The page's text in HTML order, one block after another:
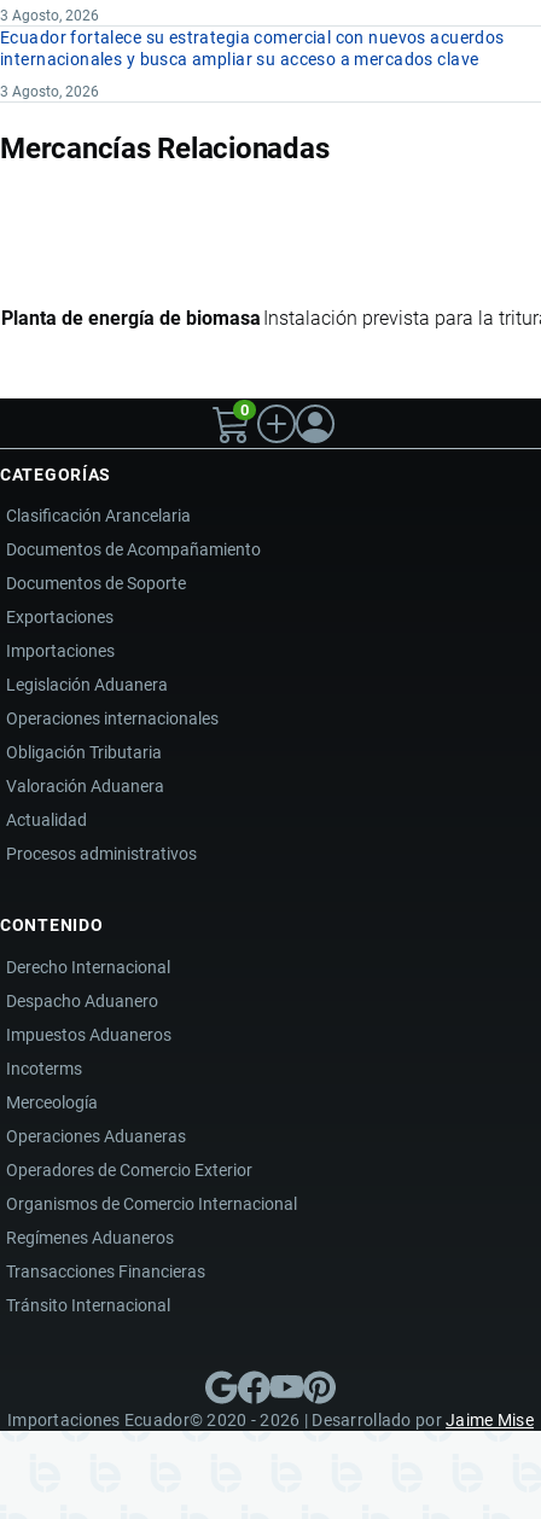
3 Agosto, 2026
Ecuador fortalece su estrategia comercial con nuevos acuerdos
internacionales y busca ampliar su acceso a mercados clave
3 Agosto, 2026
Mercancías Relacionadas
Planta de energía de biomasa Instalación prevista para la
0
CATEGORÍAS
Clasificación Arancelaria
Documentos de Acompañamiento
Documentos de Soporte
Exportaciones
Importaciones
Legislación Aduanera
Operaciones internacionales
Obligación Tributaria
Valoración Aduanera
Actualidad
Procesos administrativos
CONTENIDO
Derecho Internacional
Despacho Aduanero
Impuestos Aduaneros
Incoterms
Merceología
Operaciones Aduaneras
Operadores de Comercio Exterior
Organismos de Comercio Internacional
Regímenes Aduaneros
Transacciones Financieras
Tránsito Internacional
Importaciones Ecuador© 2020 - 2026 | Desarrollado porJaime Mise